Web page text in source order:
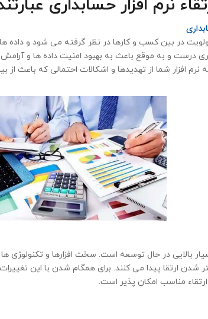
نرم افزار حسابداری
در بین کسب و کارها در نظر گرفته می شود و داده
درست و به موقع باعث به بهبود امنیت داده ها و
افزار شما از تهدیدها و اشکالات احتمالی که باعث
بالایی در حال توسعه است. سخت افزارها و تكنولو‍ژی
شدن ارتقا پیدا می کنند. برای همگام شدن با این
ارتقاء مناسب امکان پذیر است.